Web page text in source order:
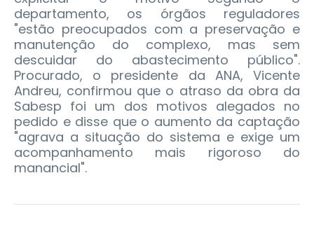
departamento, os órgãos reguladores
"estão preocupados com a preservação e
manutenção do complexo, mas sem
descuidar do abastecimento público".
Procurado, o presidente da ANA, Vicente
Andreu, confirmou que o atraso da obra da
Sabesp foi um dos motivos alegados no
pedido e disse que o aumento da captação
"agrava a situação do sistema e exige um
acompanhamento mais rigoroso do
manancial".